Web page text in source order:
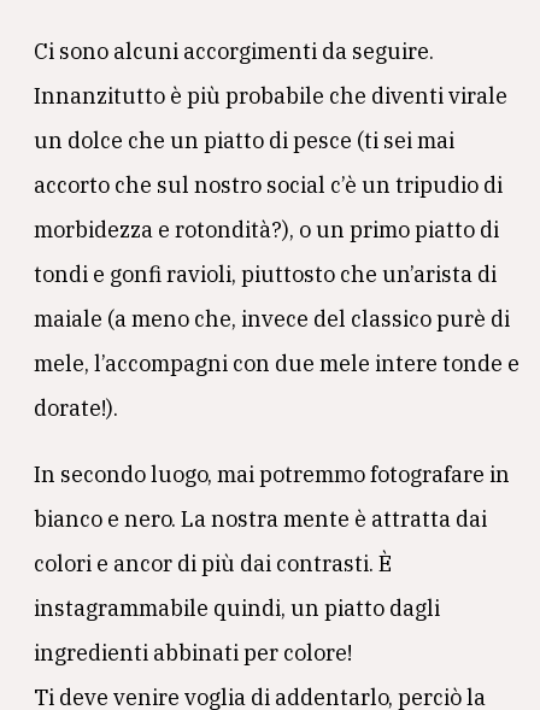
Ci sono alcuni accorgimenti da seguire.
Innanzitutto è più probabile che diventi virale
un dolce che un piatto di pesce (ti sei mai
accorto che sul nostro social c’è un tripudio di
morbidezza e rotondità?), o un primo piatto di
tondi e gonfi ravioli, piuttosto che un’arista di
maiale (a meno che, invece del classico purè di
mele, l’accompagni con due mele intere tonde e
dorate!).
In secondo luogo, mai potremmo fotografare in
bianco e nero. La nostra mente è attratta dai
colori e ancor di più dai contrasti. È
instagrammabile quindi, un piatto dagli
ingredienti abbinati per colore!
Ti deve venire voglia di addentarlo, perciò la